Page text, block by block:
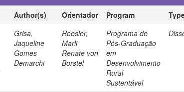
Author(s) Orientador Program
Grisa,
Jaqueline
Gomes
Demarchi
Roesler,
Marli
Renate von
Borstel
Programa de
Pós-Graduação
em
Desenvolvimento
Rural
Sustentável